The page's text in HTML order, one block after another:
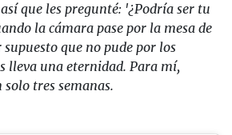
que les pregunté: '¿Podría ser tu
la cámara pase por la mesa de
supuesto que no pude por los
lleva una eternidad. Para mí,
tres semanas.